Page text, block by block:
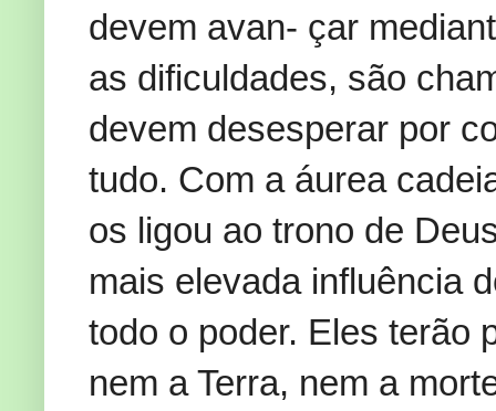
devem avan- çar
as dificuldades, são
devem desesperar por
tudo. Com a áurea
os ligou ao trono de
mais elevada influência
todo o poder. Eles terão
nem a Terra, nem a